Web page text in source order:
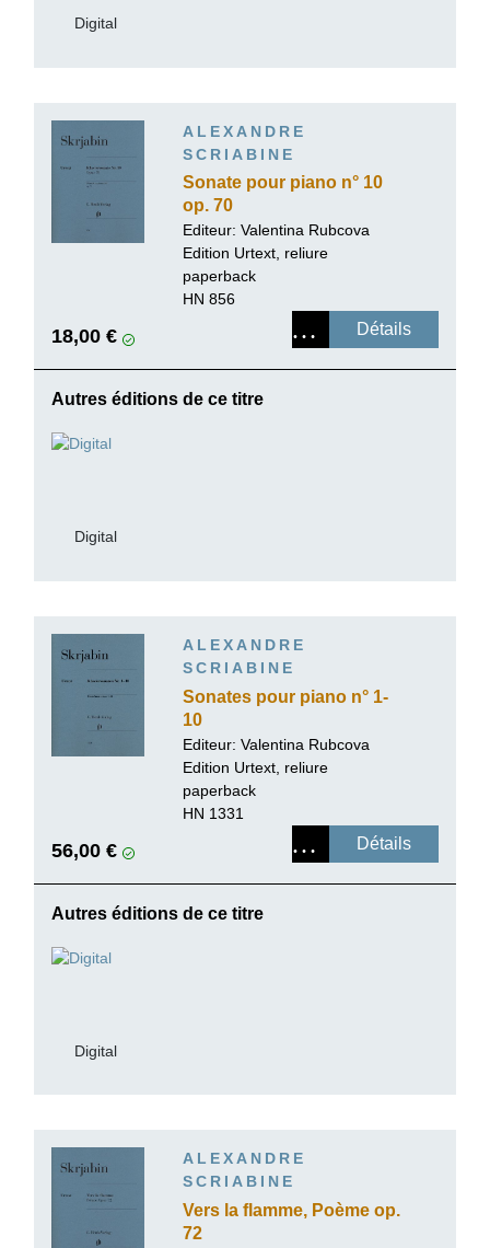
Digital
ALEXANDRE
SCRIABINE
Sonate pour piano n° 10
op. 70
Editeur: Valentina Rubcova
Edition Urtext, reliure
paperback
HN 856
18,00 € Détails
Autres éditions de ce titre
Digital
ALEXANDRE
SCRIABINE
Sonates pour piano n° 1-
10
Editeur: Valentina Rubcova
Edition Urtext, reliure
paperback
HN 1331
56,00 € Détails
Autres éditions de ce titre
Digital
ALEXANDRE
SCRIABINE
Vers la flamme, Poème op.
72